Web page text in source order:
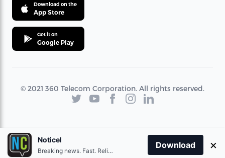
Download on the
App Store
Get it on
Google Play
© 2021 360 Telecom Corporation. All rights reserved.
Noticel
Breaking news. Fast. Reliable.
Download ×